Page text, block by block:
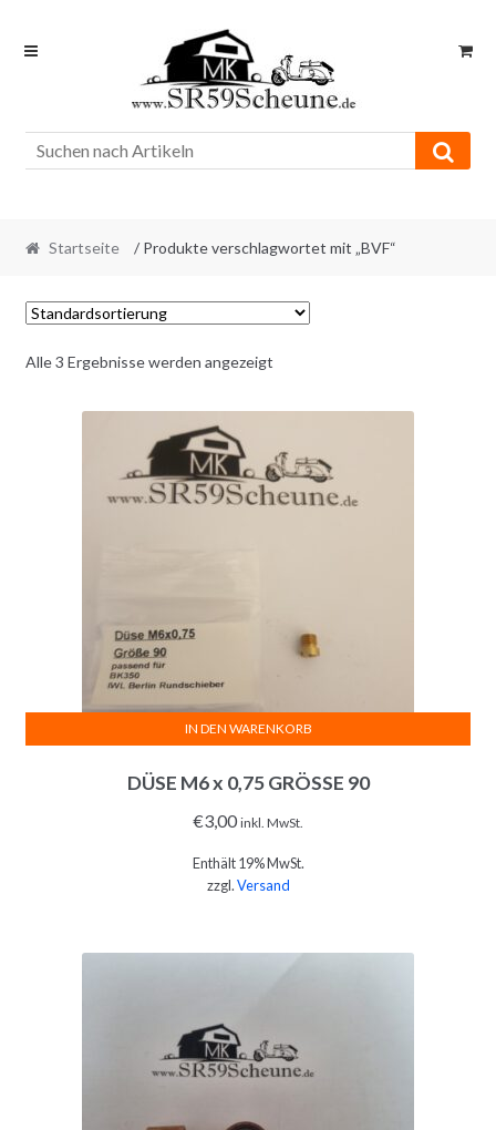
Skip
Skip
Startseite / Produkte verschlagwortet mit „BVF“
Alle 3 Ergebnisse werden angezeigt
DÜSE M6 x 0,75 GRÖSSE 90
€3,00 inkl. MwSt.
Enthält 19% MwSt.
zzgl.Versand
IN DEN WARENKORB